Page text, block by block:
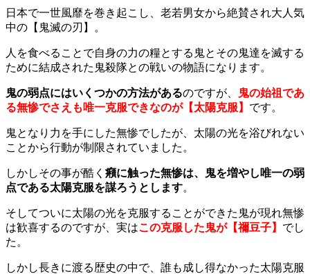
日本で一世風靡を巻き起こし、老若男女から絶賛され大人気
中の【鬼滅の刃】。
人を食べることで自身の力の糧とする鬼とその鬼達を滅する
ために結成された鬼殺隊との戦いの物語になります。
鬼の弱点にはいくつかの方法があるのですが、
鬼の始祖であ
る無惨でさえも唯一克服できなのが【太陽克服】 です。
鬼となり力を手にした無惨でしたが、太陽の光を浴びれない
ことから行動が制限されていました。
しかしその事が酷く 癪に触った無惨は、鬼を増やし唯一の弱
点である太陽克服を謀ろうとします。
そしてついに太陽の光を克服することができた鬼が現れ無惨
は歓喜するのですが、実はこの克服した鬼が【禰豆子】 でし
た。
しかし長きに渡る歴史の中で、誰も成し得なかった太陽克服